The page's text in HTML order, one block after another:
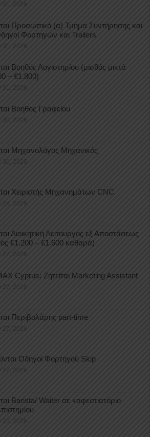
31, 2026
Προσωπικό (α) Τμήμα Συντήρησης και
Φορτηγών και Trailers
31, 2026
Βοηθός Λογιστηρίου (μισθός μικτά
– €1.800)
31, 2026
Βοηθός Γραφείου
30, 2026
Μηχανολόγος Μηχανικός
30, 2026
Χειριστής Μηχανημάτων CNC
29, 2026
Διοικητική Λειτουργός εξ Αποστάσεως
€1.200 – €1.600 καθαρά)
27, 2026
Cyprus: Ζητείται Marketing Assistant
27, 2026
Περιβολάρης part-time
27, 2026
Οδηγοί Φορτηγού Skip
27, 2026
Barista/ Waiter σε καφεστιατόριο
23, 2026